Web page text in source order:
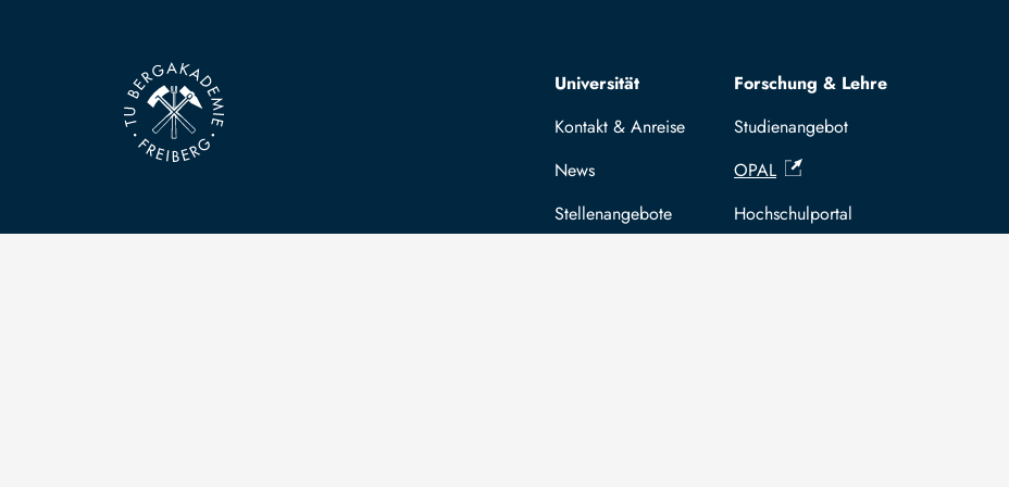
Top navigation
Universität
Kontakt & Anreise
News
Stellenangebote
Forschung & Lehre
Studienangebot
OPAL
Hochschulportal